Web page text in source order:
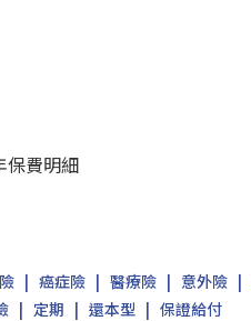
保費明細
癌症險 醫療險 意外險
定期 還本型
保證給付